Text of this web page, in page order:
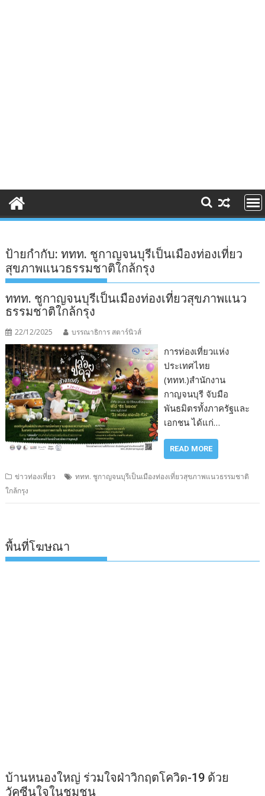
ป้ายกำกับ:ททท. ชูกาญจนบุรีเป็นเมืองท่องเที่ยว
สุขภาพแนวธรรมชาติใกล้กรุง
ททท. ชูกาญจนบุรีเป็นเมืองท่องเที่ยวสุขภาพแนว
ธรรมชาติใกล้กรุง
22/12/2025 บรรณาธิการ สตาร์นิวส์
การท่องเที่ยวแห่ง
ประเทศไทย
(ททท.)สำนักงาน
กาญจนบุรี จับมือ
พันธมิตรทั้งภาครัฐและ
เอกชน ได้แก่…
READ MORE
ข่าวท่องเที่ยว
ททท. ชูกาญจนบุรีเป็นเมืองท่องเที่ยวสุขภาพแนวธรรมชาติ
ใกล้กรุง
พื้นที่โฆษณา
บ้านหนองใหญ่ ร่วมใจฝ่าวิกฤตโควิด-19 ด้วย
วัคซีนใจในชุมชน